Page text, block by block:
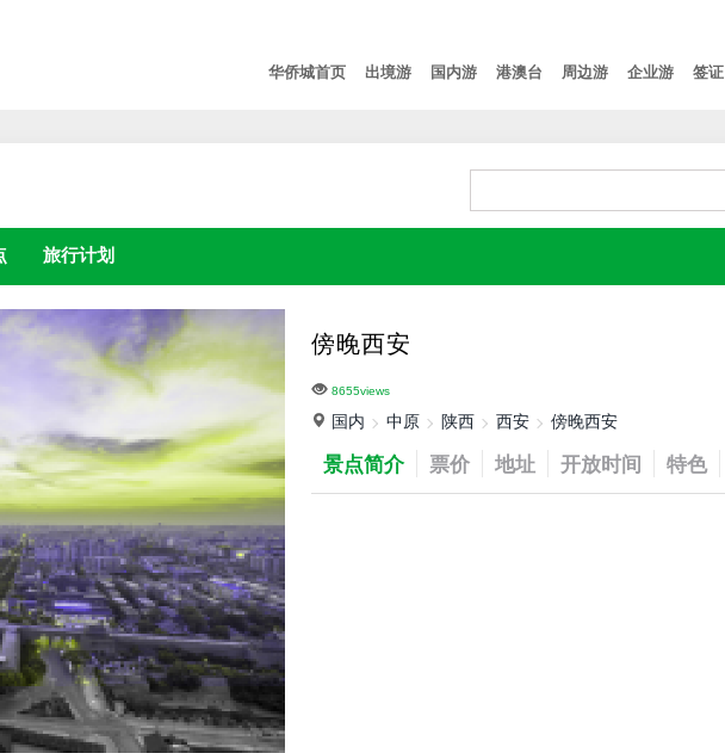
华侨城首页
出境游 国内游 港澳台 周边游 企业游 签证
旅行计划
傍晚西安
8655views
国内 中原 陕西 西安 傍晚西安
景点简介 票价 地址 开放时间 特色